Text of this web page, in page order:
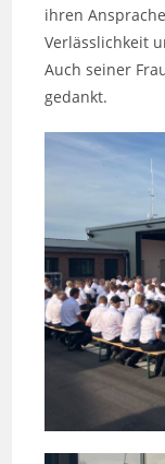
ihren
Verlässlichkeit
Auch seiner
gedankt.